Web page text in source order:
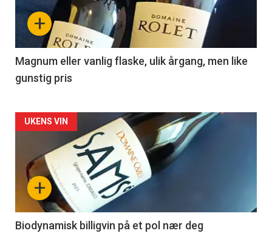
nå
3
+
Magnum eller vanlig flaske, ulik årgang, men like
gunstig pris
Forsiden
akkurat
nå
4
+
UKENS VIN
Biodynamisk billigvin på et pol nær deg